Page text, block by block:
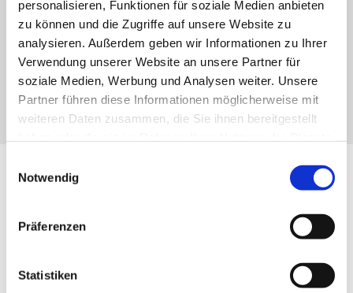
personalisieren, Funktionen für soziale Medien anbieten
zu können und die Zugriffe auf unsere Website zu
analysieren. Außerdem geben wir Informationen zu Ihrer
Verwendung unserer Website an unsere Partner für
soziale Medien, Werbung und Analysen weiter. Unsere
Partner führen diese Informationen möglicherweise mit
weiteren Daten zusammen, die Sie ihnen bereitgestellt
Notwendig
Präferenzen
Statistiken
Sonntag, 30. Mai 2027, 10:00 - 11:00 Uhr
Nanzenbach, Hauptstr. 19, 35690
Dillenburg